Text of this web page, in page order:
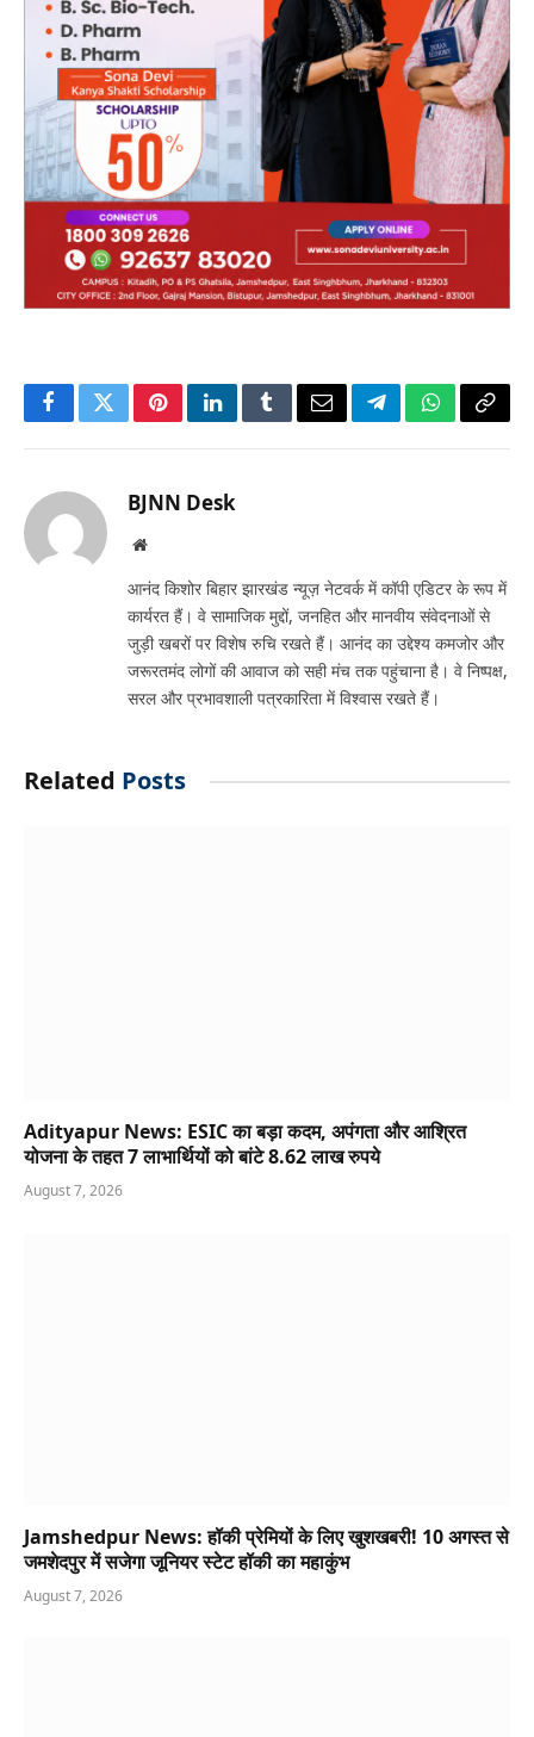
FacebookTwitterPinterestLinkedInTumblrEmailTelegramWhatsApp
Copy
BJNN Desk
Website
आनंद किशोर बिहार झारखंड न्यूज़ नेटवर्क में कॉपी एडिटर के रूप में
कार्यरत हैं। वे सामाजिक मुद्दों, जनहित और मानवीय संवेदनाओं से
जुड़ी खबरों पर विशेष रुचि रखते हैं। आनंद का उद्देश्य कमजोर और
जरूरतमंद लोगों की आवाज को सही मंच तक पहुंचाना है। वे निष्पक्ष,
सरल और प्रभावशाली पत्रकारिता में विश्वास रखते हैं।
Related Posts
Adityapur News: ESIC का बड़ा कदम, अपंगता और आश्रित
योजना के तहत 7 लाभार्थियों को बांटे 8.62 लाख रुपये
August 7, 2026
Jamshedpur News: हॉकी प्रेमियों के लिए खुशखबरी! 10 अगस्त से
जमशेदपुर में सजेगा जूनियर स्टेट हॉकी का महाकुंभ
August 7, 2026